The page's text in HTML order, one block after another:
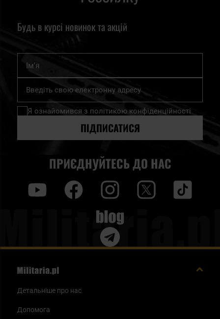
Будь в курсі новинок та акцій
Підпишіться
нашу
розсилку
Я ознайомився з політикою конфіденційності
ПІДПИСАТИСЯ
ПРИЄДНУЙТЕСЬ ДО НАС
Blog
Детальніше про нас
Допомога